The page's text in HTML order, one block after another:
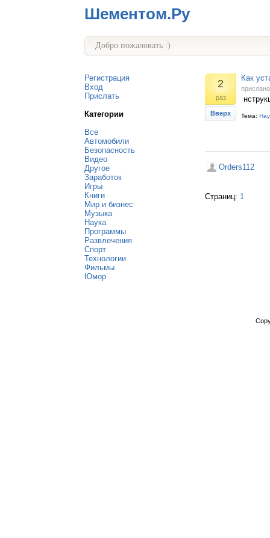
Шементом.Ру
Добро пожаловать :)
Регистрация
Вход
Прислать
Категории
Все
Автомобили
Безопасность
Видео
Другое
Заработок
Игры
Книги
Мир и бизнес
Музыка
Наука
Программы
Развлечения
Спорт
Технологии
Фильмы
Юмор
2
раз
Вверх
Как
Тема:
Orders112
Страниц: 1